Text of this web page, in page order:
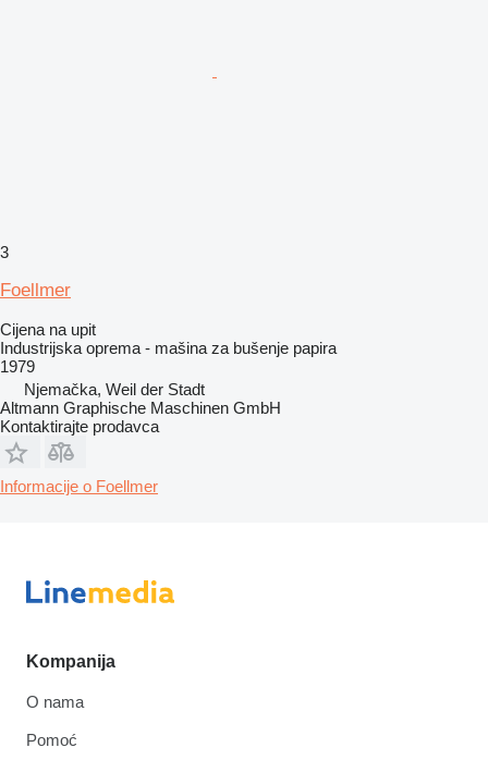
3
Foellmer
Cijena na upit
Industrijska oprema - mašina za bušenje papira
1979
Njemačka, Weil der Stadt
Altmann Graphische Maschinen GmbH
Kontaktirajte prodavca
Informacije o Foellmer
Kompanija
O nama
Pomoć